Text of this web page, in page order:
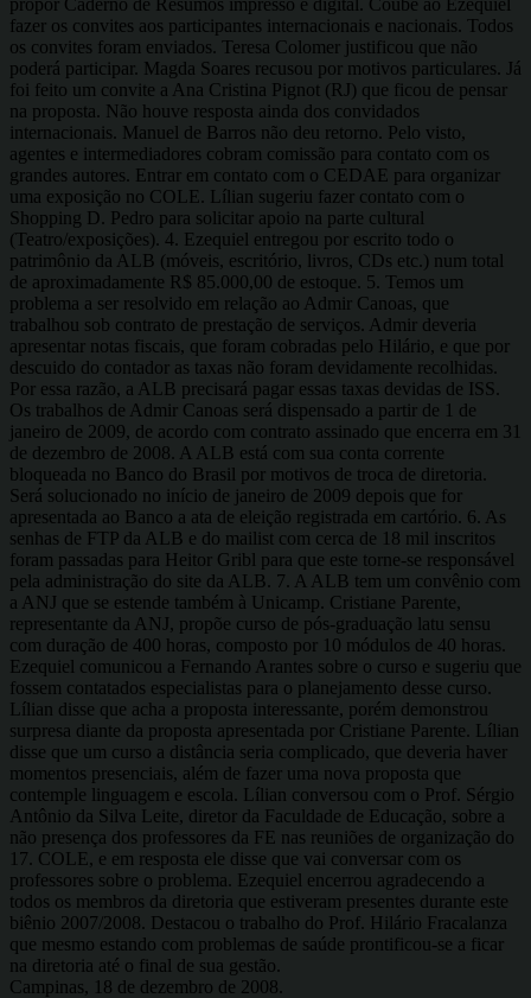
fazer os convites aos participantes internacionais e nacionais. Todos
os convites foram enviados. Teresa Colomer justificou que não
poderá participar. Magda Soares recusou por motivos particulares. Já
foi feito um convite a Ana Cristina Pignot (RJ) que ficou de pensar
na proposta. Não houve resposta ainda dos convidados
internacionais. Manuel de Barros não deu retorno. Pelo visto,
agentes e intermediadores cobram comissão para contato com os
grandes autores. Entrar em contato com o CEDAE para organizar
uma exposição no COLE. Lílian sugeriu fazer contato com o
Shopping D. Pedro para solicitar apoio na parte cultural
(Teatro/exposições). 4. Ezequiel entregou por escrito todo o
patrimônio da ALB (móveis, escritório, livros, CDs etc.) num total
de aproximadamente R$ 85.000,00 de estoque. 5. Temos um
problema a ser resolvido em relação ao Admir Canoas, que
trabalhou sob contrato de prestação de serviços. Admir deveria
apresentar notas fiscais, que foram cobradas pelo Hilário, e que por
descuido do contador as taxas não foram devidamente recolhidas.
Por essa razão, a ALB precisará pagar essas taxas devidas de ISS.
Os trabalhos de Admir Canoas será dispensado a partir de 1 de
janeiro de 2009, de acordo com contrato assinado que encerra em 31
de dezembro de 2008. A ALB está com sua conta corrente
bloqueada no Banco do Brasil por motivos de troca de diretoria.
Será solucionado no início de janeiro de 2009 depois que for
apresentada ao Banco a ata de eleição registrada em cartório. 6. As
senhas de FTP da ALB e do mailist com cerca de 18 mil inscritos
foram passadas para Heitor Gribl para que este torne-se responsável
pela administração do site da ALB. 7. A ALB tem um convênio com
a ANJ que se estende também à Unicamp. Cristiane Parente,
representante da ANJ, propõe curso de pós-graduação latu sensu
com duração de 400 horas, composto por 10 módulos de 40 horas.
Ezequiel comunicou a Fernando Arantes sobre o curso e sugeriu que
fossem contatados especialistas para o planejamento desse curso.
Lílian disse que acha a proposta interessante, porém demonstrou
surpresa diante da proposta apresentada por Cristiane Parente. Lílian
disse que um curso a distância seria complicado, que deveria haver
momentos presenciais, além de fazer uma nova proposta que
contemple linguagem e escola. Lílian conversou com o Prof. Sérgio
Antônio da Silva Leite, diretor da Faculdade de Educação, sobre a
não presença dos professores da FE nas reuniões de organização do
17. COLE, e em resposta ele disse que vai conversar com os
professores sobre o problema. Ezequiel encerrou agradecendo a
todos os membros da diretoria que estiveram presentes durante este
biênio 2007/2008. Destacou o trabalho do Prof. Hilário Fracalanza
que mesmo estando com problemas de saúde prontificou-se a ficar
na diretoria até o final de sua gestão.
Campinas, 18 de dezembro de 2008.